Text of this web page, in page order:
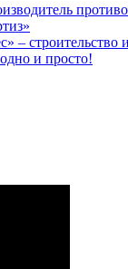
– строительство
и просто!